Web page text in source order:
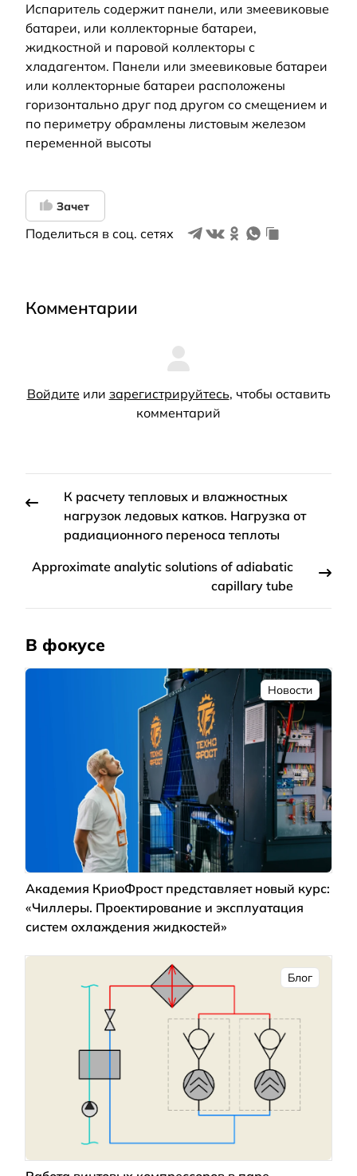
Испаритель содержит панели, или змеевиковые
батареи, или коллекторные батареи,
жидкостной и паровой коллекторы с
хладагентом. Панели или змеевиковые батареи
или коллекторные батареи расположены
горизонтально друг под другом со смещением и
по периметру обрамлены листовым железом
переменной высоты
Зачет
Поделиться в соц. сетях
Комментарии
Войдите или зарегистрируйтесь, чтобы оставить
комментарий
К расчету тепловых и влажностных
нагрузок ледовых катков. Нагрузка от
радиационного переноса теплоты
Approximate analytic solutions of adiabatic
capillary tube
В фокусе
Новости
Академия КриоФрост представляет новый курс:
«Чиллеры. Проектирование и эксплуатация
систем охлаждения жидкостей»
Блог